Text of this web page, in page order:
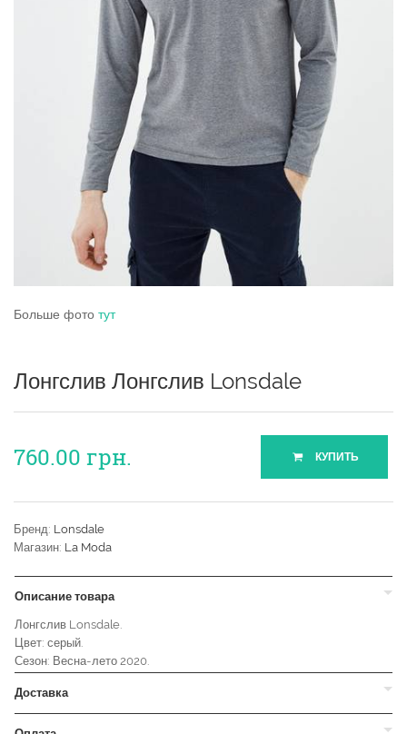
Больше фото тут
Лонгслив Лонгслив Lonsdale
760.00 грн. КУПИТЬ
Бренд: Lonsdale
Магазин: La Moda
Описание товара
Лонгслив Lonsdale.
Цвет: серый.
Сезон: Весна-лето 2020.
Доставка